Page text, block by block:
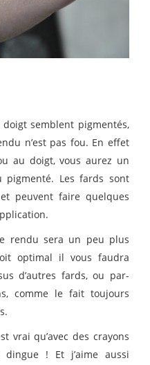
semblent pigmentés,
n’est pas fou. En effet
au doigt, vous aurez un
Les fards sont
peuvent faire quelques
rendu sera un peu plus
optimal il vous faudra
d’autres fards, ou par-
comme le fait toujours
vrai qu’avec des crayons
! Et j’aime aussi